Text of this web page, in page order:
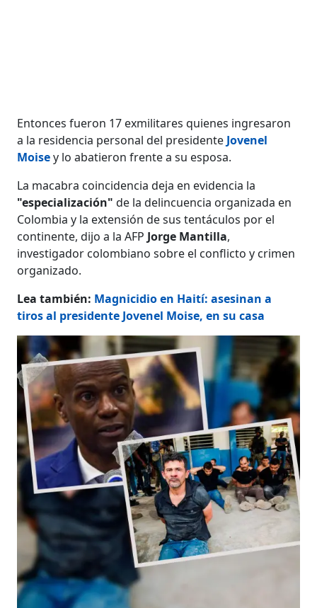
Entonces fueron 17 exmilitares quienes ingresaron
a la residencia personal del presidente Jovenel
Moisey lo abatieron frente a su esposa.
La macabra coincidencia deja en evidencia la
"especialización" de la delincuencia organizada en
Colombia y la extensión de sus tentáculos por el
continente, dijo a la AFP Jorge Mantilla,
investigador colombiano sobre el conflicto y crimen
organizado.
Lea también: Magnicidio en Haití: asesinan a
tiros al presidente Jovenel Moise, en su casa